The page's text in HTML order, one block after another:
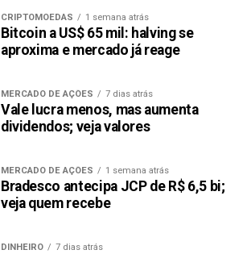
CRIPTOMOEDAS 1 semana atrás
Bitcoin a US$ 65 mil: halving se
aproxima e mercado já reage
MERCADO DE AÇÕES 7 dias atrás
Vale lucra menos, mas aumenta
dividendos; veja valores
MERCADO DE AÇÕES 1 semana atrás
Bradesco antecipa JCP de R$ 6,5 bi;
veja quem recebe
DINHEIRO 7 dias atrás